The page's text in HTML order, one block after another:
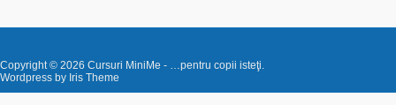
Copyright © 2026 Cursuri MiniMe - …pentru copii isteţi.
Wordpress by Iris Theme